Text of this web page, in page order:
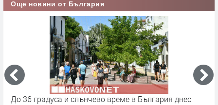
Още новини от България
До 36 градуса и слънчево време в България днес